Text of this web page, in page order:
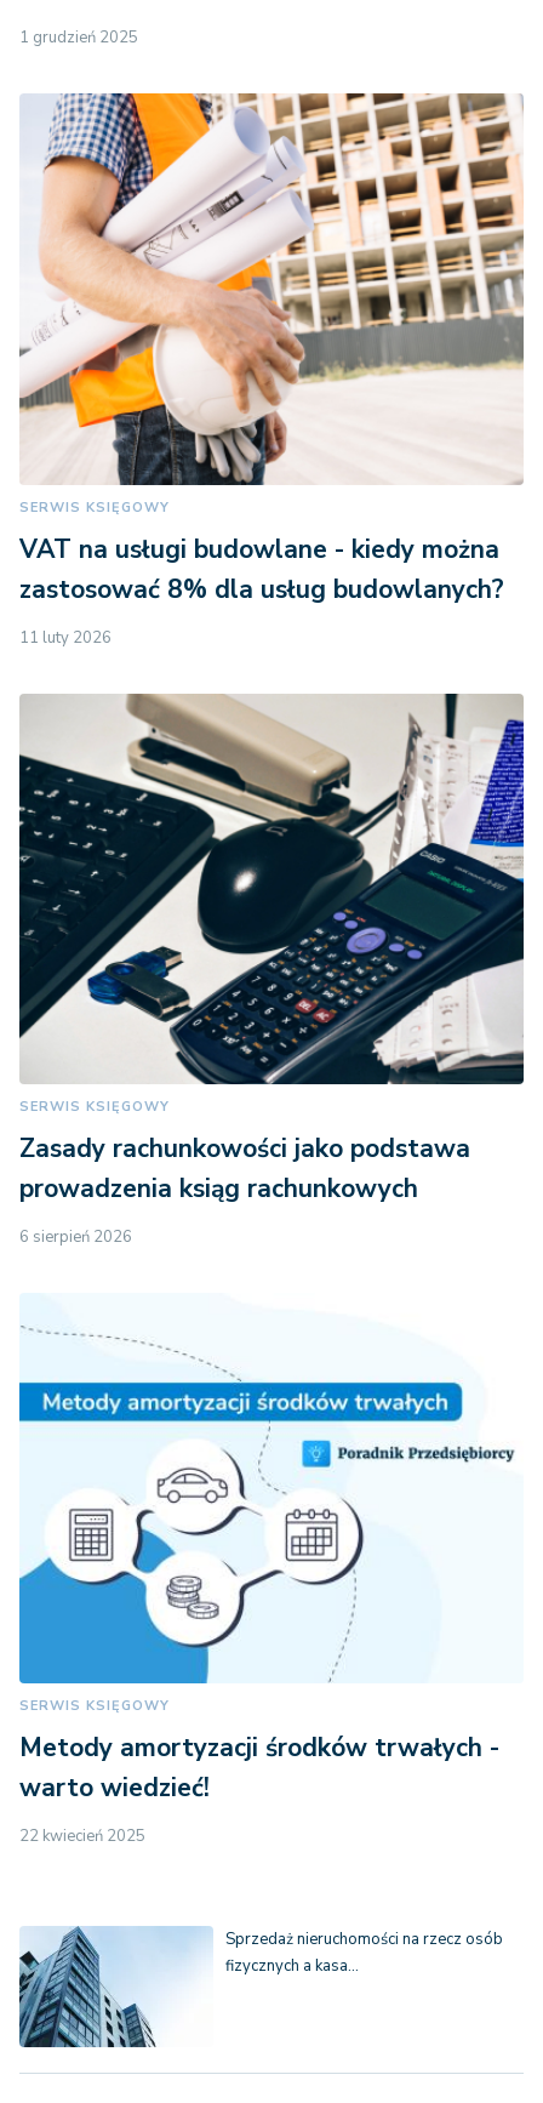
1 grudzień 2025
SERWIS KSIĘGOWY
VAT na usługi budowlane - kiedy można
zastosować 8% dla usług budowlanych?
11 luty 2026
SERWIS KSIĘGOWY
Zasady rachunkowości jako podstawa
prowadzenia ksiąg rachunkowych
6 sierpień 2026
SERWIS KSIĘGOWY
Metody amortyzacji środków trwałych -
warto wiedzieć!
22 kwiecień 2025
Sprzedaż nieruchomości na rzecz osób
fizycznych a kasa…